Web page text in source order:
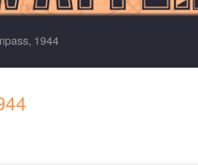
1944